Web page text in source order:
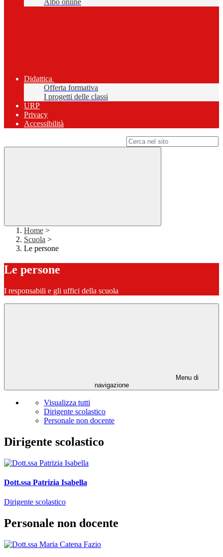
Albo online
Didattica
Offerta formativa
I progetti delle classi
URP
Privacy
Accessibilità
Home >
Scuola >
Le persone
Le persone
I responsabili e gli uffici della scuola
Menu di
navigazione
Visualizza tutti
Dirigente scolastico
Personale non docente
Dirigente scolastico
Dott.ssa Patrizia Isabella
Dirigente scolastico
Personale non docente